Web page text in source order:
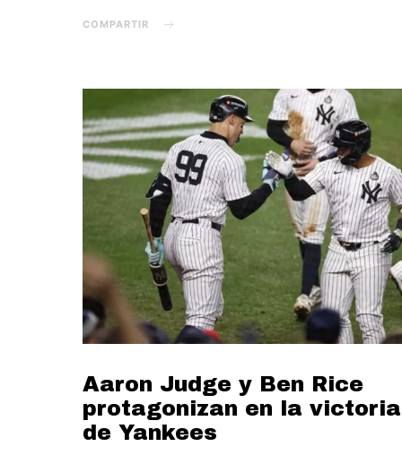
COMPARTIR
Aaron Judge y Ben Rice
protagonizan en la victoria
de Yankees